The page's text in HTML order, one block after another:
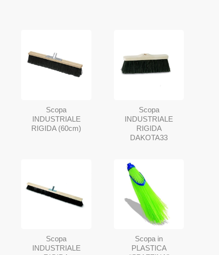
Scopa
INDUSTRIALE
RIGIDA (60cm)
Scopa
INDUSTRIALE
RIGIDA
DAKOTA33
Scopa
INDUSTRIALE
Scopa in
PLASTICA